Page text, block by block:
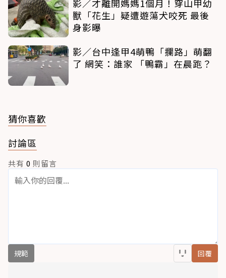
影／才離開媽媽1個月！穿山甲幼
獸「花生」疑遭遊蕩犬咬死 最後
身影曝
影／台中逢甲4萌鴨「攔路」萌翻
了 網笑：誰家 「鴨霸」在晨跑？
猜你喜歡
討論區
共有 0 則留言
規範 回覆